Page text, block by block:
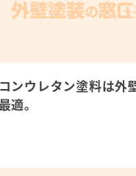
ンウレタン塗料は外
適。